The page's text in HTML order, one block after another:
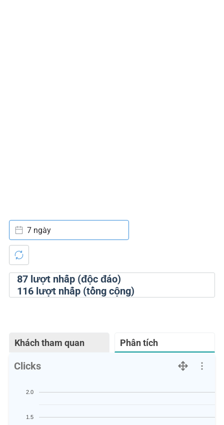
87lượt nhấp (độc đáo)
116lượt nhấp (tổng cộng)
7 ngày
Khách tham quan Phân tích
Clicks
1.5
2.0